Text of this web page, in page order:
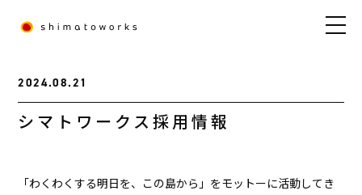
2024.08.21
シマトワークス採用情報
「わくわくする明日を、この島から」をモットーに活動してき